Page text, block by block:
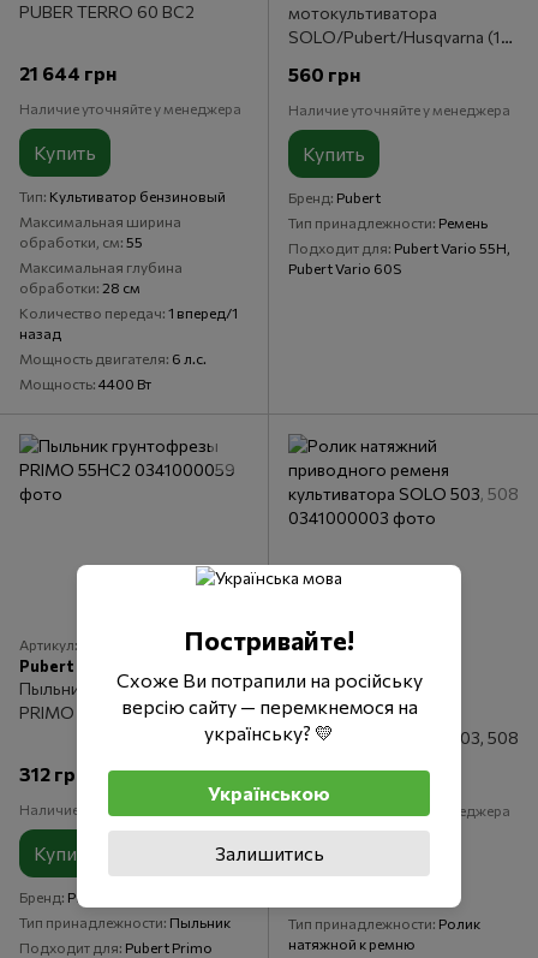
PUBER TERRO 60 BC2
21 644 грн
Наличие уточняйте у менеджера
Купить
Тип Культиватор бензиновый
Максимальная ширина
обработки, см 55
Максимальная глубина
обработки 28 см
Количество передач 1 вперед/1
назад
Мощность двигателя 6 л.с.
Мощность 4400 Вт
мотокультиватора
SOLO/Pubert/Husqvarna (1
560 грн
Наличие уточняйте у менеджера
Купить
Бренд Pubert
Тип принадлежности Ремень
Подходит для Pubert Vario 55H,
Pubert Vario 60S
Артикул: 0341000059
Pubert
Пыльник грунтофрезы
PRIMO 55HC2
312 грн
Наличие уточняйте у менеджера
Купить
Бренд Pubert
Тип принадлежности Пыльник
Подходит для Pubert Primo
Артикул: 0341000003
Ролик натяжний
приводного ременя
культиватора SOLO 503, 508
688 грн
Наличие уточняйте у менеджера
Купить
Тип принадлежности Ролик
натяжной к ремню
Постривайте!
Схоже Ви потрапили на російську
версію сайту — перемкнемося на
українську? 💛
Українською
Залишитись